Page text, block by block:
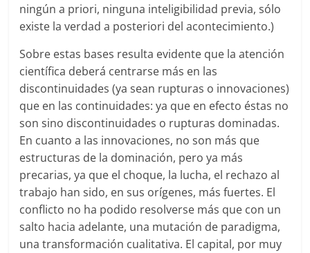
ningún a priori, ninguna inteligibilidad previa, sólo
existe la verdad a posteriori del acontecimiento.)
Sobre estas bases resulta evidente que la atención
científica deberá centrarse más en las
discontinuidades (ya sean rupturas o innovaciones)
que en las continuidades: ya que en efecto éstas no
son sino discontinuidades o rupturas dominadas.
En cuanto a las innovaciones, no son más que
estructuras de la dominación, pero ya más
precarias, ya que el choque, la lucha, el rechazo al
trabajo han sido, en sus orígenes, más fuertes. El
conflicto no ha podido resolverse más que con un
salto hacia adelante, una mutación de paradigma,
una transformación cualitativa. El capital, por muy